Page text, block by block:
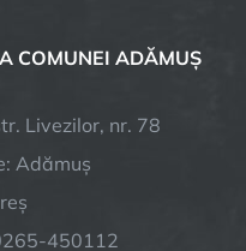
COMUNEI ADĂMUȘ
Livezilor, nr. 78
Adămuș
450112